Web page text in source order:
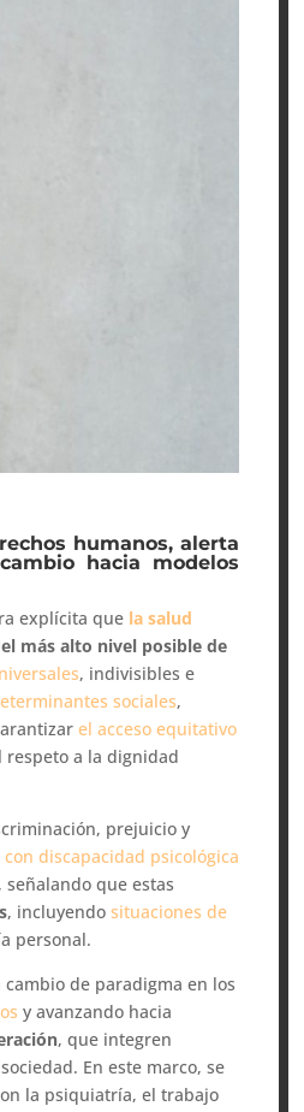
humanos, alerta
hacia modelos
explícita que la salud
más alto nivel posible de
, indivisibles e
sociales,
el acceso equitativo
respeto a la dignidad
prejuicio y
discapacidad psicológica
que estas
, incluyendosituaciones de
personal.
de paradigma en los
y avanzando hacia
, que integren
En este marco, se
la psiquiatría, el trabajo